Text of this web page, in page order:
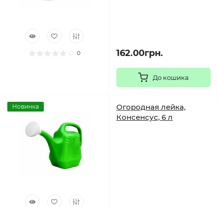
0 162.00грн.
До кошика
Новинка
Огородная лейка,
Консенсус, 6 л